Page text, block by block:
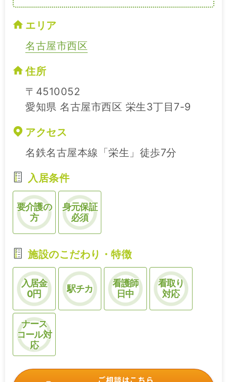
エリア
名古屋市西区
住所
〒4510052
愛知県 名古屋市西区 栄生3丁目7-9
アクセス
名鉄名古屋本線「栄生」徒歩7分
入居条件
要介護の
方
身元保証
必須
施設のこだわり・特徴
入居金
0円
駅チカ
看護師
日中
看取り
対応
ナース
コール対
応
ご相談はこちら